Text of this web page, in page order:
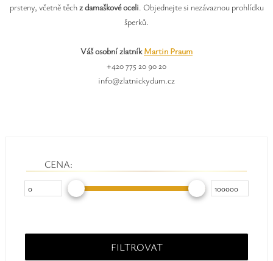
Opravy hodinek
Rubíny
prsteny, včetně těchz damaškové oceli. Objednejte si nezávaznou prohlídku
šperků.
Váš osobní zlatníkMartin Praum
+420 775 20 90 20
info@zlatnickydum.cz
CENA:
FILTROVAT